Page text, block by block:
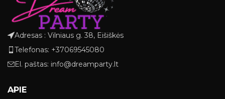
Adresas : Vilniaus g. 38, Eišiškės
Telefonas: +37069545080
El. paštas: info@dreamparty.lt
APIE